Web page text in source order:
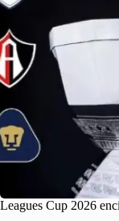
Leagues Cup 2026